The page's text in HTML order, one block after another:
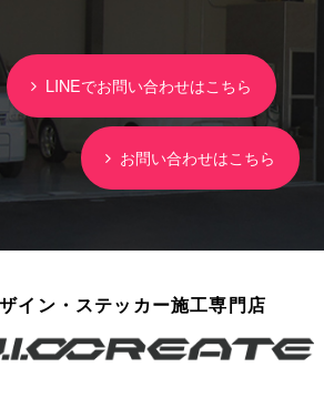
LINEでお問い合わせはこちら
お問い合わせはこちら
イン・ステッカー施工専門店